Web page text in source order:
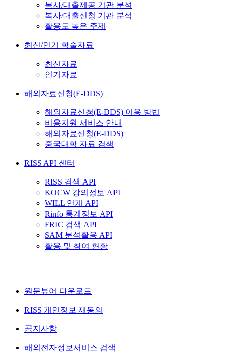
복사/대출제공 기관 분석
복사/대출신청 기관 분석
활용도 높은 주제
최신/인기 학술자료
최신자료
인기자료
해외자료신청(E-DDS)
해외자료신청(E-DDS) 이용 방법
비용지원 서비스 안내
해외자료신청(E-DDS)
중국대학 자료 검색
RISS API 센터
RISS 검색 API
KOCW 강의정보 API
WILL 연계 API
Rinfo 통계정보 API
FRIC 검색 API
SAM 분석활용 API
활용 및 참여 현황
원문뷰어 다운로드
RISS 개인정보 재동의
공지사항
해외전자정보서비스 검색